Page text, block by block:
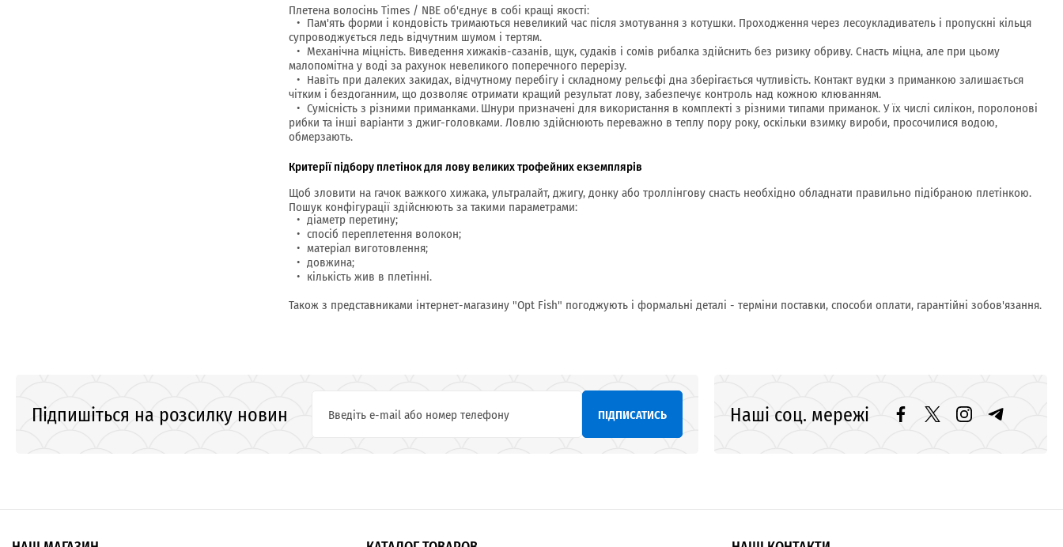
Плетена волосінь Times / NBE об'єднує в собі кращі якості:
Пам'ять форми і кондовість тримаються невеликий час після змотування з котушки. Проходження через лесоукладиватель і пропускні кільця
супроводжується ледь відчутним шумом і тертям.
Механічна міцність. Виведення хижаків-сазанів, щук, судаків і сомів рибалка здійснить без ризику обриву. Снасть міцна, але при цьому
малопомітна у воді за рахунок невеликого поперечного перерізу.
Навіть при далеких закидах, відчутному перебігу і складному рельєфі дна зберігається чутливість. Контакт вудки з приманкою залишається
чітким і бездоганним, що дозволяє отримати кращий результат лову, забезпечує контроль над кожною клюванням.
Сумісність з різними приманками.Шнури призначені для використання в комплекті з різними типами приманок. У їх числі силікон, поролонові
рибки та інші варіанти з джиг-головками. Ловлю здійснюють переважно в теплу пору року, оскільки взимку вироби, просочилися водою,
обмерзають.
Критерії підбору плетінок для лову великих трофейних екземплярів
Щоб зловити на гачок важкого хижака, ультралайт, джигу, донку або троллінгову снасть необхідно обладнати правильно підібраною плетінкою.
Пошук конфігурації здійснюють за такими параметрами:
діаметр перетину;
спосіб переплетення волокон;
матеріал виготовлення;
довжина;
кількість жив в плетінні.
Також з представниками інтернет-магазину "Opt Fish" погоджують і формальні деталі - терміни поставки, способи оплати, гарантійні зобов'язання.
Підпишіться на розсилку новин ПІДПИСАТИСЬ Наші соц. мережі